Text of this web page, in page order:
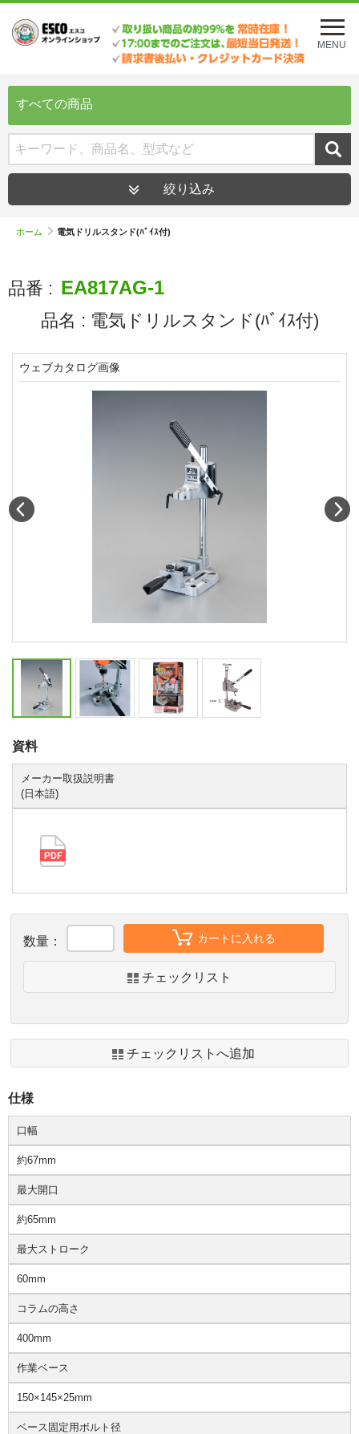
メ
ニ
ュ
を
MENU
すべての商品
絞り込み
ホーム 電気ドリルスタンド(ﾊﾞｲｽ付)
品番 : EA817AG-1
品名 : 電気ドリルスタンド(ﾊﾞｲｽ付)
数量： カートに入れる
チェックリスト
チェックリストへ追加
仕様
口幅
約67mm
最大開口
約65mm
最大ストローク
60mm
コラムの高さ
400mm
作業ベース
150×145×25mm
ベース固定用ボルト径
ウェブカタログ画像
資料
メーカー取扱説明書
(日本語)